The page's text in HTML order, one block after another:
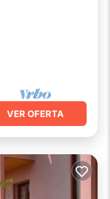
VER OFERTA